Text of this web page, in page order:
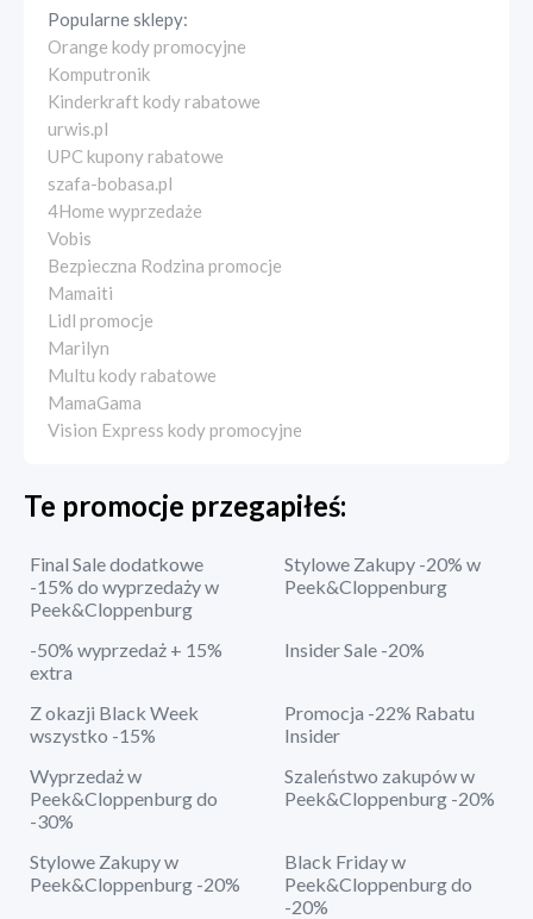
Popularne sklepy:
Orange kody promocyjne
Komputronik
Kinderkraft kody rabatowe
urwis.pl
UPC kupony rabatowe
szafa-bobasa.pl
4Home wyprzedaże
Vobis
Bezpieczna Rodzina promocje
Mamaiti
Lidl promocje
Marilyn
Multu kody rabatowe
MamaGama
Vision Express kody promocyjne
Te promocje przegapiłeś:
Final Sale dodatkowe
-15% do wyprzedaży w
Peek&Cloppenburg
Stylowe Zakupy -20% w
Peek&Cloppenburg
-50% wyprzedaż + 15%
extra
Insider Sale -20%
Z okazji Black Week
wszystko -15%
Promocja -22% Rabatu
Insider
Wyprzedaż w
Peek&Cloppenburg do
-30%
Szaleństwo zakupów w
Peek&Cloppenburg -20%
Stylowe Zakupy w
Peek&Cloppenburg -20%
Black Friday w
Peek&Cloppenburg do
-20%